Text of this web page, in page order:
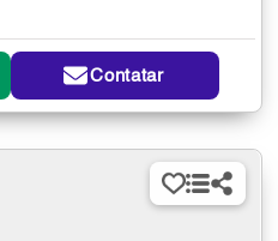
Contatar